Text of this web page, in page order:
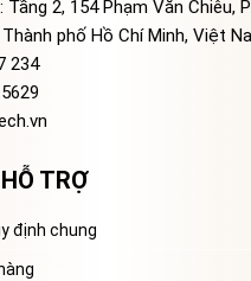
Tầng 2, 154 Phạm Văn Chiêu,
phố Hồ Chí Minh, Việt
234
TRỢ
định chung